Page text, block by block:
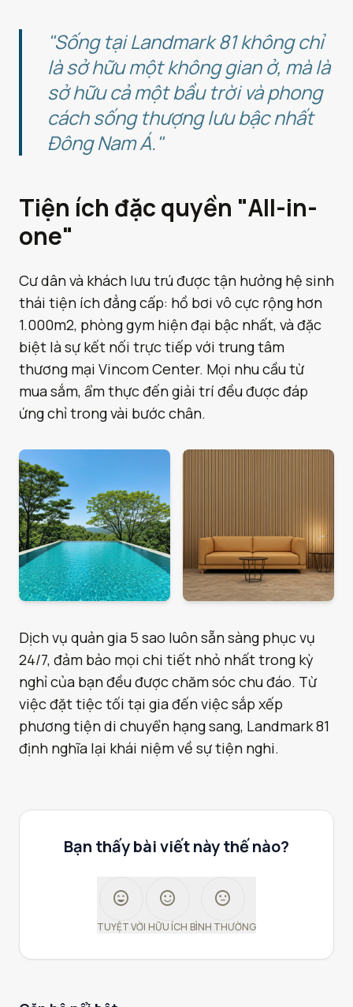
"Sống tại Landmark 81 không chỉ
là sở hữu một không gian ở, mà là
sở hữu cả một bầu trời và phong
cách sống thượng lưu bậc nhất
Đông Nam Á."
Tiện ích đặc quyền "All-in-
one"
Cư dân và khách lưu trú được tận hưởng hệ sinh
thái tiện ích đẳng cấp: hồ bơi vô cực rộng hơn
1.000m2, phòng gym hiện đại bậc nhất, và đặc
biệt là sự kết nối trực tiếp với trung tâm
thương mại Vincom Center. Mọi nhu cầu từ
mua sắm, ẩm thực đến giải trí đều được đáp
ứng chỉ trong vài bước chân.
Dịch vụ quản gia 5 sao luôn sẵn sàng phục vụ
24/7, đảm bảo mọi chi tiết nhỏ nhất trong kỳ
nghỉ của bạn đều được chăm sóc chu đáo. Từ
việc đặt tiệc tối tại gia đến việc sắp xếp
phương tiện di chuyển hạng sang, Landmark 81
định nghĩa lại khái niệm về sự tiện nghi.
Bạn thấy bài viết này thế nào?
sentiment_very_satisfied
TUYỆT VỜI
sentiment_satisfied
HỮU ÍCH
sentiment_neutral
BÌNH THƯỜNG